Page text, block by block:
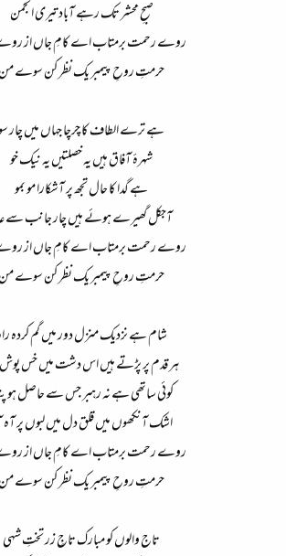
صبحِ محشر تک رہے آباد تیری انجمن​
روے رحمت برمتاب اے کامِ جاں از
حرمتِ روحِ پیمبر یک نظر کن سوے من​
ہے ترے الطاف کا چرچا جہاں میں چار
شہرۂ آفاق ہیں یہ خصلتیں یہ نیک خو​
ہے گدا کا حال تجھ پر آشکارا مو بمو​
آجکل گھیرے ہوئے ہیں چار جانب سے
روے رحمت برمتاب اے کامِ جاں از
حرمتِ روحِ پیمبر یک نظر کن سوے من​
شام ہے نزدیک منزل دور میں گم کردہ
ہر قدم پر پڑتے ہیں اس دشت میں خس
کوئی ساتھی ہے نہ رہبر جس سے حاصل ہو
اشک آنکھوں میں قلق دل میں لبوں پر
روے رحمت برمتاب اے کامِ جاں از
حرمتِ روحِ پیمبر یک نظر کن سوے من​
تاج والوں کو مبارک تاجِ زر تختِ شہی​